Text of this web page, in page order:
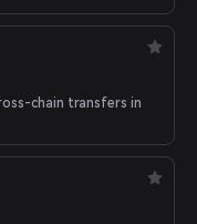
chain transfers in